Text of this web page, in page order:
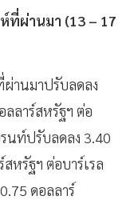
ที่ผ่านมา (13 – 17
านมาปรับลดลง
ลลาร์สหรัฐฯ ต่อ
นท์ปรับลดลง 3.40
สหรัฐฯ ต่อบาร์เรล
ดอลลาร์